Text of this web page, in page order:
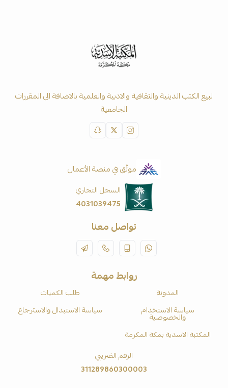
لبيع الكتب الدينية والثقافية والادبية والعلمية بالاضافة الى المقررات
الجامعية
موثّق في منصة الأعمال
السجل التجاري
4031039475
تواصل معنا
روابط مهمة
المدونة
طلب الكميات
سياسة الاستخدام
والخصوصية
سياسة الاستبدال والاسترجاع
المكتبة الاسدية بمكة المكرمة
الرقم الضريبي
311289860300003